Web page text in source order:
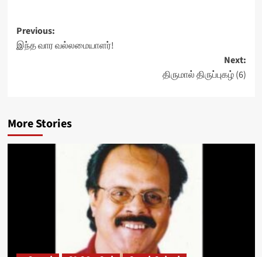
Post
navigation
Previous:
இந்த வார வல்லமையாளர்!
Next:
திருமால் திருப்புகழ் (6)
More Stories